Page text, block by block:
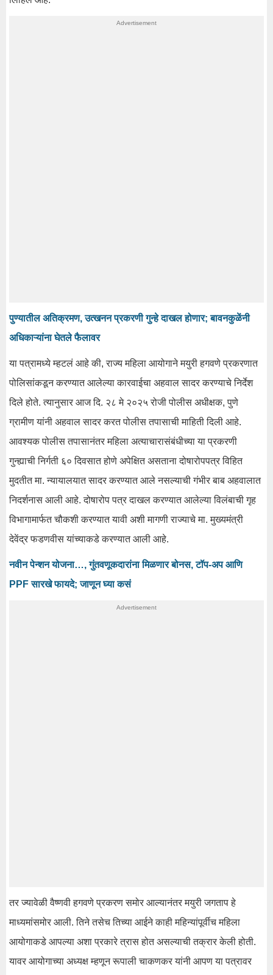
पुण्यातील अतिक्रमण, उत्खनन प्रकरणी गुन्हे दाखल होणार; बावनकुळेंनी
अधिकाऱ्यांना घेतले फैलावर
या पत्रामध्ये म्हटलं आहे की, राज्य महिला आयोगाने मयुरी हगवणे प्रकरणात
पोलिसांकडून करण्यात आलेल्या कारवाईचा अहवाल सादर करण्याचे निर्देश
दिले होते. त्यानुसार आज दि. २८ मे २०२५ रोजी पोलीस अधीक्षक, पुणे
ग्रामीण यांनी अहवाल सादर करत पोलीस तपासाची माहिती दिली आहे.
आवश्यक पोलीस तपासानंतर महिला अत्याचारासंबंधीच्या या प्रकरणी
गुन्ह्याची निर्गती ६० दिवसात होणे अपेक्षित असताना दोषारोपपत्र विहित
मुदतीत मा. न्यायालयात सादर करण्यात आले नसल्याची गंभीर बाब अहवालात
निदर्शनास आली आहे. दोषारोप पत्र दाखल करण्यात आलेल्या विलंबाची गृह
विभागामार्फत चौकशी करण्यात यावी अशी मागणी राज्याचे मा. मुख्यमंत्री
देवेंद्र फडणवीस यांच्याकडे करण्यात आली आहे.
नवीन पेन्शन योजना…, गुंतवणूकदारांना मिळणार बोनस, टॉप-अप आणि
PPF सारखे फायदे; जाणून घ्या कसं
तर ज्यावेळी वैष्णवी हगवणे प्रकरण समोर आल्यानंतर मयुरी जगताप हे
माध्यमांसमोर आली. तिने तसेच तिच्या आईने काही महिन्यांपूर्वीच महिला
आयोगाकडे आपल्या अशा प्रकारे त्रास होत असल्याची तक्रार केली होती.
यावर आयोगाच्या अध्यक्ष म्हणून रूपाली चाकणकर यांनी आपण या पत्रावर